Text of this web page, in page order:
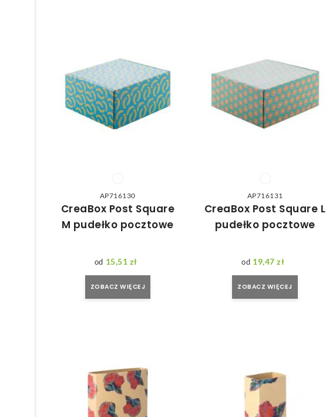
AP716130
CreaBox Post Square
M pudełko pocztowe
15,51 zł
ZOBACZ WIĘCEJ
AP716131
CreaBox Post Square L
pudełko pocztowe
19,47zł
ZOBACZ WIĘCEJ